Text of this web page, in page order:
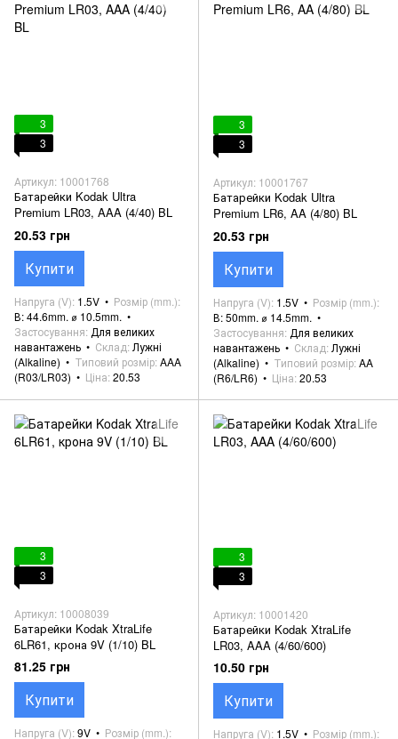
3
3
Артикул: 10001768
Батарейки Kodak Ultra
Premium LR03, AAA (4/40) BL
20.53 грн
Купити
Напруга (V) 1.5V
Розмір (mm.)
В: 44.6mm. ⌀ 10.5mm.
Застосування Для великих
навантажень
Склад Лужні
(Alkaline)
Типовий розмір AAA
(R03/LR03)
Ціна 20.53
3
3
Артикул: 10001767
Батарейки Kodak Ultra
Premium LR6, AA (4/80) BL
20.53 грн
Купити
Напруга (V) 1.5V
Розмір (mm.)
В: 50mm. ⌀ 14.5mm.
Застосування Для великих
навантажень
Склад Лужні
(Alkaline)
Типовий розмір AA
(R6/LR6)
Ціна 20.53
3
3
Артикул: 10008039
Батарейки Kodak XtraLife
6LR61, крона 9V (1/10) BL
81.25 грн
Купити
Напруга (V) 9V Розмір (mm.)
3
3
Артикул: 10001420
Батарейки Kodak XtraLife
LR03, AAA (4/60/600)
10.50 грн
Купити
Напруга (V) 1.5V Розмір (mm.)